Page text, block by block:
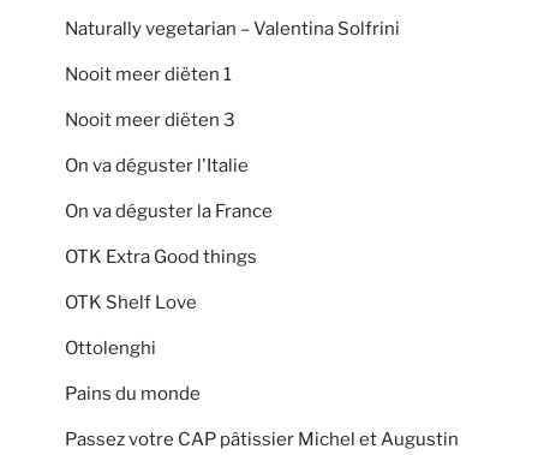
Naturally vegetarian – Valentina Solfrini
Nooit meer diëten 1
Nooit meer diëten 3
On va déguster l'Italie
On va déguster la France
OTK Extra Good things
OTK Shelf Love
Ottolenghi
Pains du monde
Passez votre CAP pâtissier Michel et Augustin